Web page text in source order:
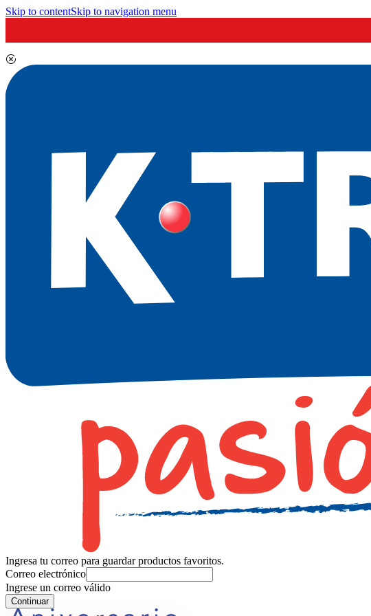
Skip to contentSkip to navigation menu
Ingresa tu correo para guardar productos favoritos.
Correo electrónico
Ingrese un correo válido
Continuar